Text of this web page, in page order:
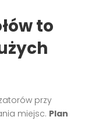
to
przy
miejsc. Plan